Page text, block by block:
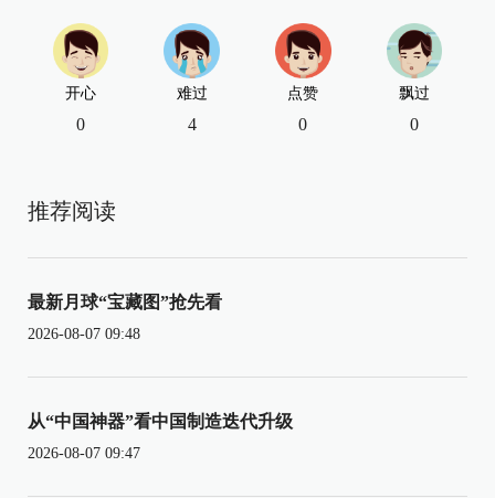
开心
0
难过
4
点赞
0
飘过
0
推荐阅读
最新月球“宝藏图”抢先看
2026-08-07 09:48
从“中国神器”看中国制造迭代升级
2026-08-07 09:47